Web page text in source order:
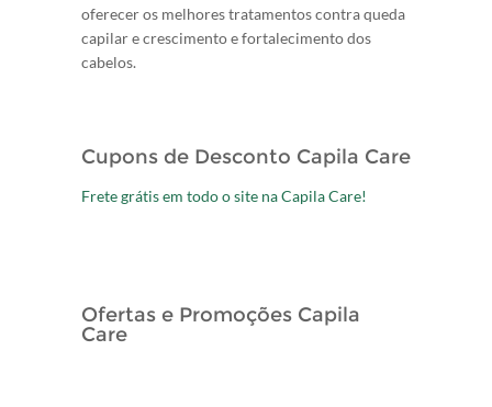
oferecer os melhores tratamentos contra queda
capilar e crescimento e fortalecimento dos
cabelos.
Cupons de Desconto Capila Care
Frete grátis em todo o site na Capila Care!
Ofertas e Promoções Capila
Care